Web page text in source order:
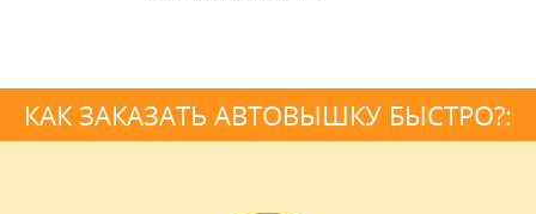
КАК ЗАКАЗАТЬ АВТОВЫШКУ БЫСТРО?: